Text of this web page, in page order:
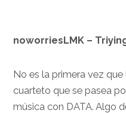
noworriesLMK –
No es la primera vez
cuarteto que se pasea
música con DATA. Algo